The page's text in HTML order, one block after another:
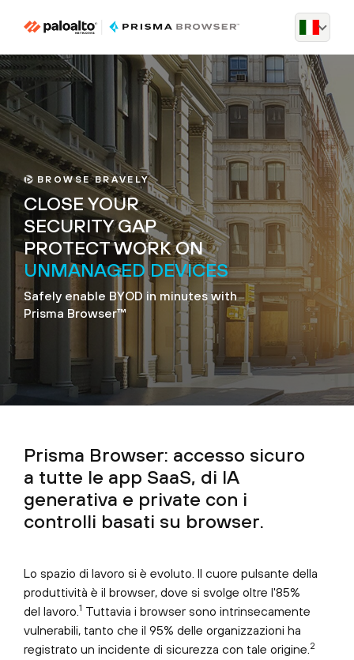
BROWSE BRAVELY
CLOSE YOUR
SECURITY GAP
PROTECT WORK ON
UNMANAGED DEVICES
Safely enable BYOD in minutes with
Prisma Browser™
Prisma Browser: accesso sicuro
a tutte le app SaaS, di IA
generativa e private con i
controlli basati su browser.
Lo spazio di lavoro si è evoluto. Il cuore pulsante della
produttività è il browser, dove si svolge oltre l'85%
del lavoro. 1 Tuttavia i browser sono intrinsecamente
vulnerabili, tanto che il 95% delle organizzazioni ha
registrato un incidente di sicurezza con tale origine. 2